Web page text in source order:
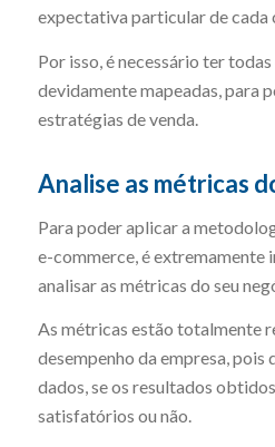
expectativa particular de cada
Por isso, é necessário ter
devidamente mapeadas, para
estratégias de venda.
Analise as métricas
Para poder aplicar a
e-commerce, é extremamente
analisar as métricas do seu
As métricas estão totalmente
desempenho da empresa, pois
dados, se os resultados
satisfatórios ou não.